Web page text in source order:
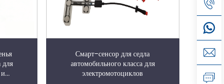
для
Смарт-сенсор для седла
автомобильного класса для
электромотоциклов